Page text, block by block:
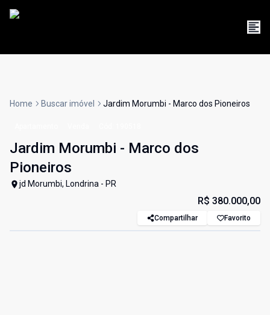
Home Buscar imóvel Jardim Morumbi - Marco dos Pioneiros
Jardim Morumbi - Marco dos
Pioneiros
jd Morumbi, Londrina - PR
R$ 380.000,00
Compartilhar Favorito